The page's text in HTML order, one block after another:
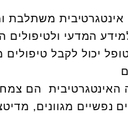
אינטגרטיבית משתלבת
המדעי ולטיפולים
יכול לקבל
הם
נפשיים מגוונים,